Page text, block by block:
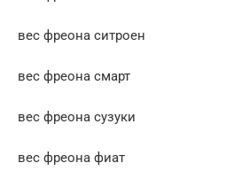
вес фреона ситроен
вес фреона смарт
вес фреона сузуки
вес фреона фиат